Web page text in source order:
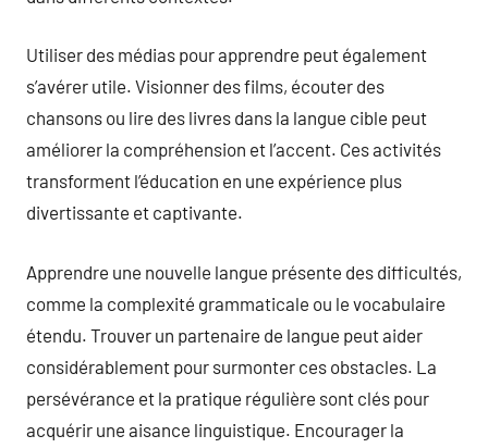
Utiliser des médias pour apprendre peut également
s’avérer utile. Visionner des films, écouter des
chansons ou lire des livres dans la langue cible peut
améliorer la compréhension et l’accent. Ces activités
transforment l’éducation en une expérience plus
divertissante et captivante.
Apprendre une nouvelle langue présente des difficultés,
comme la complexité grammaticale ou le vocabulaire
étendu. Trouver un partenaire de langue peut aider
considérablement pour surmonter ces obstacles. La
persévérance et la pratique régulière sont clés pour
acquérir une aisance linguistique. Encourager la